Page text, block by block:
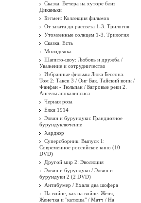
Сказка. Вечера на хуторе близ
Диканьки
Бэтмен: Коллекция фильмов
От заката до рассвета 1-3. Трилогия
Утомленные солнцем 1-3. Трилогия
Сказка. Есть
Молодежка
Шапито-шоу: Любовь и дружба /
Уважение и сотрудничество
Избранные фильмы Люка Бессона.
Том 2: Такси 3 / Онг Бак. Тайский воин /
Фанфан - Тюльпан / Багровые реки 2.
Ангелы апокалипсиса
Черная роза
Ёлки 1914
Элвин и бурундуки: Грандиозное
бурундуключение
Хардкор
Суперсборник: Выпуск 1:
Современное российское кино (10
DVD)
Другой мир 2: Эволюция
Элвин и бурундуки / Элвин и
бурундуки 2 (2 DVD)
Антибумер / Ехали два шофера
На войне, как на войне: Женя,
Женечка и "катюша" / Матч / На